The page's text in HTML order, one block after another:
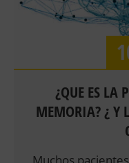
¿QUE ES LA
MEMORIA? ¿ Y